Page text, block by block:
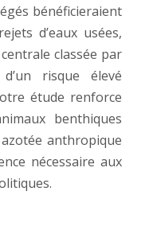
bénéficieraient
d’eaux usées,
classée par
risque élevé
étude renforce
benthiques
anthropique
nécessaire aux